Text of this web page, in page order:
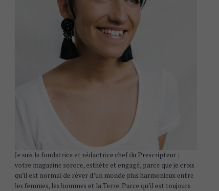
Je suis la fondatrice et rédactrice chef du Prescripteur :
votre magazine sorore, esthète et engagé, parce que je crois
qu’il est normal de rêver d’un monde plus harmonieux entre
les femmes, les hommes et la Terre. Parce qu’il est toujours